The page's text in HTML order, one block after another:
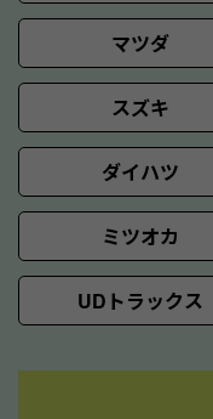
マツダ
スズキ
ダイハツ
ミツオカ
UDトラックス